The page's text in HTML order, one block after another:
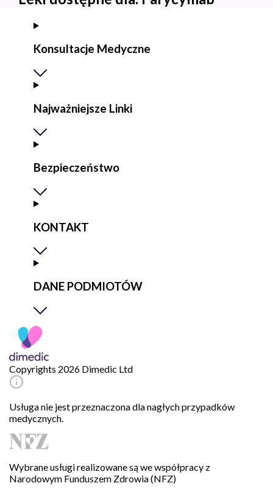
Konsultacje Medyczne
Najważniejsze Linki
Bezpieczeństwo
KONTAKT
DANE PODMIOTÓW
Copyrights 2026 Dimedic Ltd
Usługa nie jest przeznaczona dla nagłych przypadków
medycznych.
Wybrane usługi realizowane są we współpracy z
Narodowym Funduszem Zdrowia (NFZ)